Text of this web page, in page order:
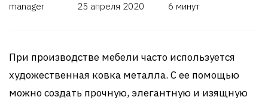
manager 25 апреля 2020 6 минут
При производстве мебели часто используется
художественная ковка металла. С ее помощью
можно создать прочную, элегантную и изящную